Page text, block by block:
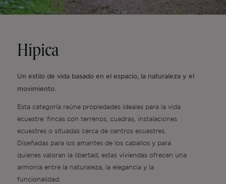
Hípica
Un estilo de vida basado en el espacio, la naturaleza y el
movimiento.
Esta categoría reúne propiedades ideales para la vida
ecuestre: fincas con terrenos, cuadras, instalaciones
ecuestres o situadas cerca de centros ecuestres.
Diseñadas para los amantes de los caballos y para
quienes valoran la libertad, estas viviendas ofrecen una
armonía entre la naturaleza, la elegancia y la
funcionalidad.
Todas las propiedades